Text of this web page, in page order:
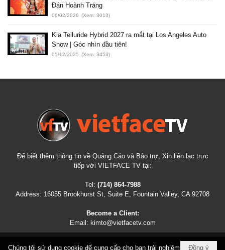
Đán Hoành Tráng
06/02/2026 (Xem: 3013)
Kia Telluride Hybrid 2027 ra mắt tại Los Angeles Auto
Show | Góc nhìn đầu tiên!
05/12/2025 (Xem: 3453)
Để biết thêm thông tin về Quảng Cáo và Bảo trợ, Xin liên lạc trực
tiếp với VIETFACE TV tại:
Tel: (714) 864-7988
Address: 16055 Brookhurst St, Suite E, Fountain Valley, CA 92708
Become a Client:
Email: kimto@vietfacetv.com
Đồng ý
Chúng tôi sử dụng cookie để cung cấp cho bạn trải nghiệm